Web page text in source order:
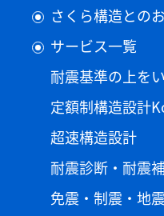
さくら構造との
サービス一覧
耐震基準の上を
定額制構造設計
超速構造設計
耐震診断・耐震
免震・制震・地